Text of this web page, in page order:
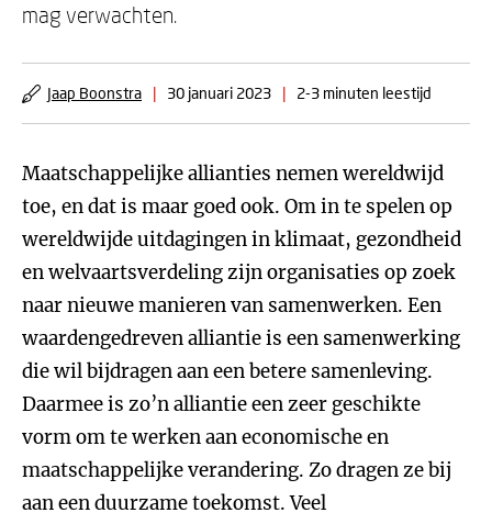
mag verwachten.
Jaap Boonstra | 30 januari 2023 | 2-3 minuten leestijd
Maatschappelijke allianties nemen wereldwijd
toe, en dat is maar goed ook. Om in te spelen op
wereldwijde uitdagingen in klimaat, gezondheid
en welvaartsverdeling zijn organisaties op zoek
naar nieuwe manieren van samenwerken. Een
waardengedreven alliantie is een samenwerking
die wil bijdragen aan een betere samenleving.
Daarmee is zo’n alliantie een zeer geschikte
vorm om te werken aan economische en
maatschappelijke verandering. Zo dragen ze bij
aan een duurzame toekomst. Veel